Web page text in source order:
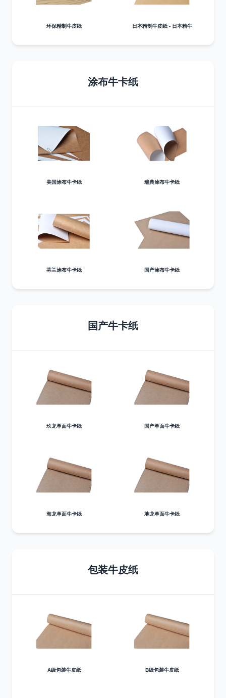
环保精制牛皮纸 日本精制牛皮纸 - 日本精牛
涂布牛卡纸
美国涂布牛卡纸 瑞典涂布牛卡纸
芬兰涂布牛卡纸 国产涂布牛卡纸
国产牛卡纸
玖龙单面牛卡纸 国产单面牛卡纸
海龙单面牛卡纸 地龙单面牛卡纸
包装牛皮纸
A级包装牛皮纸 B级包装牛皮纸